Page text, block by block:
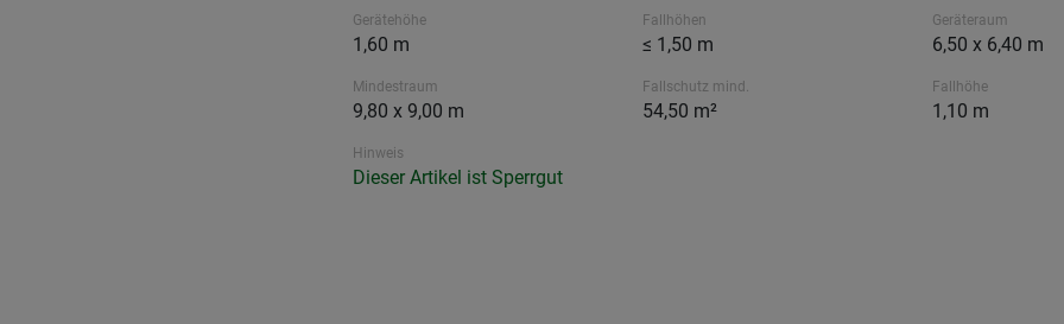
Gerätehöhe
1,60 m
Fallhöhen
≤ 1,50 m
Geräteraum
6,50 x 6,40 m
Mindestraum
9,80 x 9,00 m
Fallschutz mind.
54,50 m²
Fallhöhe
1,10 m
Hinweis
Dieser Artikel ist Sperrgut